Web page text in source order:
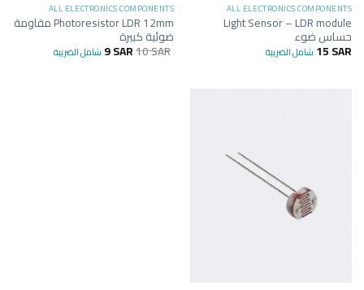
ALL ELECTRONICS COMPONENTS
Light Sensor – LDR module
حساس ضوء
15SAR شامل الضريبة
ALL ELECTRONICS COMPONENTS
Photoresistor LDR 12mm مقاومة
ضوئية كبيرة
10SAR
9SAR شامل الضريبة